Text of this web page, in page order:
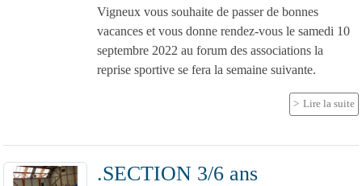
Vigneux vous souhaite de passer de bonnes
vacances et vous donne rendez-vous le samedi 10
septembre 2022 au forum des associations la
reprise sportive se fera la semaine suivante.
Lire la suite
.SECTION 3/6 ans